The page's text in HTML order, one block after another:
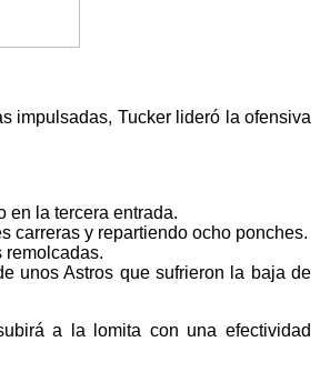
impulsadas, Tucker lideró la ofensiva
en la tercera entrada.
carreras y repartiendo ocho ponches.
remolcadas.
unos Astros que sufrieron la baja de
a la lomita con una efectividad